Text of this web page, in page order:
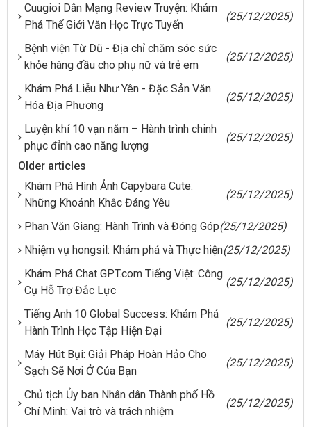
Cuugioi Dân Mạng Review Truyện: Khám
Phá Thế Giới Văn Học Trực Tuyến
(25/12/2025)
Bệnh viện Từ Dũ - Địa chỉ chăm sóc sức
khỏe hàng đầu cho phụ nữ và trẻ em
(25/12/2025)
Khám Phá Liễu Như Yên - Đặc Sản Văn
Hóa Địa Phương
(25/12/2025)
Luyện khí 10 vạn năm – Hành trình chinh
phục đỉnh cao năng lượng
(25/12/2025)
Older articles
Khám Phá Hình Ảnh Capybara Cute:
Những Khoảnh Khắc Đáng Yêu
(25/12/2025)
Phan Văn Giang: Hành Trình và Đóng Góp(25/12/2025)
Nhiệm vụ hongsil: Khám phá và Thực hiện(25/12/2025)
Khám Phá Chat GPT.com Tiếng Việt: Công
Cụ Hỗ Trợ Đắc Lực
(25/12/2025)
Tiếng Anh 10 Global Success: Khám Phá
Hành Trình Học Tập Hiện Đại
(25/12/2025)
Máy Hút Bụi: Giải Pháp Hoàn Hảo Cho
Sạch Sẽ Nơi Ở Của Bạn
(25/12/2025)
Chủ tịch Ủy ban Nhân dân Thành phố Hồ
Chí Minh: Vai trò và trách nhiệm
(25/12/2025)